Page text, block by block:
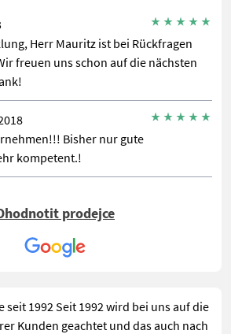
Herr Mauritz ist bei Rückfragen
freuen uns schon auf die nächsten
Bisher nur gute
kompetent.!
prodejce
seit 1992 Seit 1992 wird bei uns auf die
Kunden geachtet und das auch nach